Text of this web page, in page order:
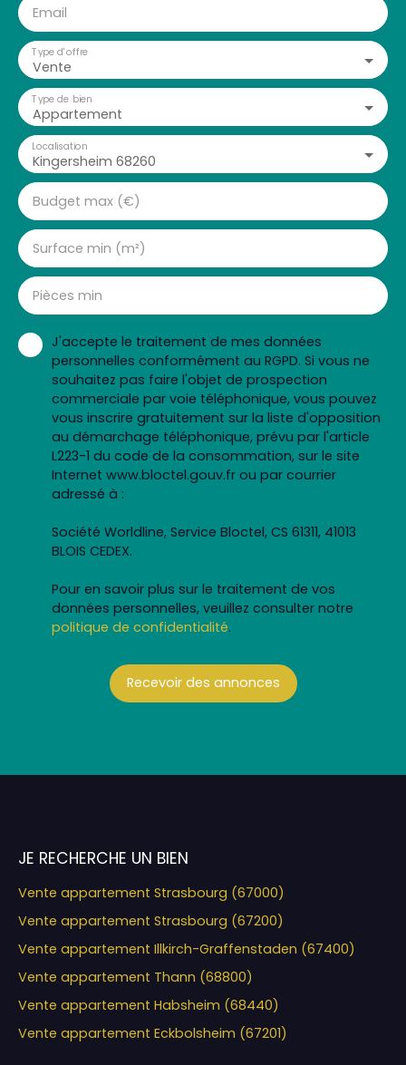
Email
Vente
Type d'offre
Appartement
Type de bien
Kingersheim 68260
Localisation
Budget max (€)
Surface min (m²)
Pièces min
J'accepte le traitement de mes données
personnelles conformément au RGPD. Si vous ne
souhaitez pas faire l'objet de prospection
commerciale par voie téléphonique, vous pouvez
vous inscrire gratuitement sur la liste d'opposition
au démarchage téléphonique, prévu par l'article
L223-1 du code de la consommation, sur le site
Internet www.bloctel.gouv.fr ou par courrier
adressé à :
Société Worldline, Service Bloctel, CS 61311, 41013
BLOIS CEDEX.
Pour en savoir plus sur le traitement de vos
données personnelles, veuillez consulter notre
politique de confidentialité.
Recevoir des annonces
JE RECHERCHE UN BIEN
Vente appartement Strasbourg (67000)
Vente appartement Strasbourg (67200)
Vente appartement Illkirch-Graffenstaden (67400)
Vente appartement Thann (68800)
Vente appartement Habsheim (68440)
Vente appartement Eckbolsheim (67201)